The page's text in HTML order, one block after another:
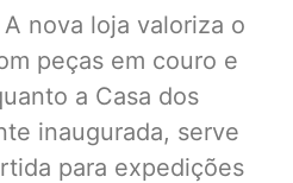
nova loja valoriza o
peças em couro e
a Casa dos
inaugurada, serve
para expedições